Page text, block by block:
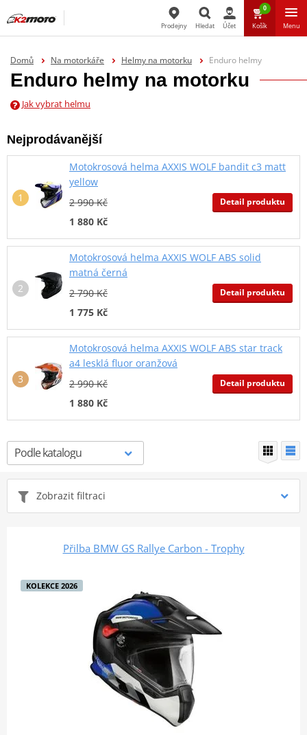
Hledat
Prodejny Hledat Účet
0
Košík Menu
Domů Na motorkáře Helmy na motorku Enduro helmy
Enduro helmy na motorku
Jak vybrat helmu
Nejprodávanější
Motokrosová helma AXXIS WOLF bandit c3 matt
yellow
2 990 Kč
1 880 Kč
Detail produktu
Motokrosová helma AXXIS WOLF ABS solid
matná černá
2 790 Kč
1 775 Kč
Detail produktu
Motokrosová helma AXXIS WOLF ABS star track
a4 lesklá fluor oranžová
2 990 Kč
1 880 Kč
Detail produktu
Zobrazit filtraci
Přilba BMW GS Rallye Carbon - Trophy
KOLEKCE 2026